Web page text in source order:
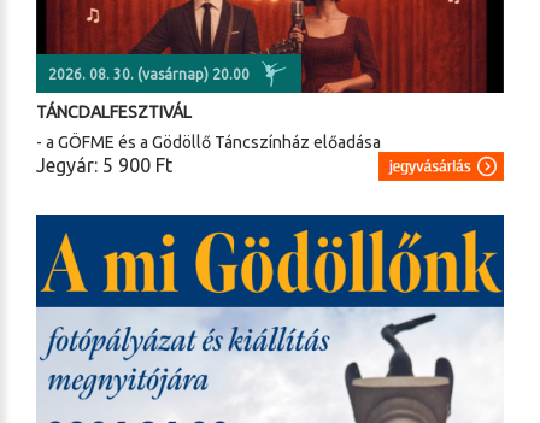
2026. 08. 30. (vasárnap) 20.00
TÁNCDALFESZTIVÁL
- a GÖFME és a Gödöllő Táncszínház előadása
Jegyár: 5 900 Ft